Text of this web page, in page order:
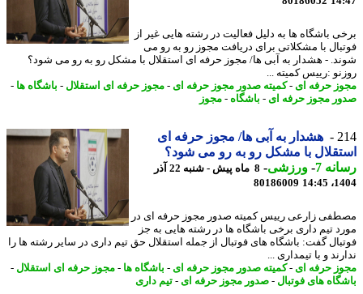
باشگاه ها به دلیل فعالیت در رشته هایی غیر از
با مشکلاتی برای دریافت مجوز رو به رو می
- هشدار به آبی ها/ مجوز حرفه ای استقلال با مشکل رو به رو می شود؟
:رییس کمیته ...
حرفه ای- کمیته صدور مجوز حرفه ای- مجوز حرفه ای استقلال-باشگاه ها-
مجوز حرفه ای- باشگاه-مجوز
هشدار به آبی ها/ مجوز حرفه ای
با مشکل رو به رو می شود؟
7
-ورزشی-
8 ماه پیش - شنبه 22 آذر
80186009
زارعی رییس کمیته صدور مجوز حرفه ای در
تیم داری برخی باشگاه ها در رشته هایی به جز
گفت: باشگاه های فوتبال از جمله استقلال حق تیم داری در سایر رشته ها را
و با تیمداری ...
حرفه ای- کمیته صدور مجوز حرفه ای- باشگاه ها- مجوز حرفه ای استقلال-
های فوتبال-صدور مجوز حرفه ای- تیم داری